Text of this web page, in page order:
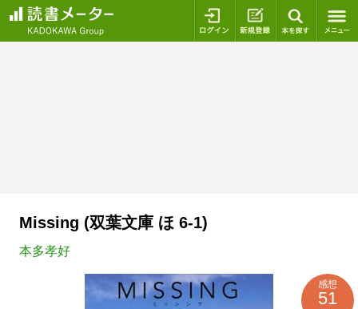
ログイン 新規登録
Missing (双葉文庫 ほ 6-1)
本多孝好
感想
51